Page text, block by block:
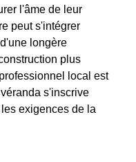
l'âme de leur
peut s'intégrer
longère
plus
local est
s'inscrive
exigences de la